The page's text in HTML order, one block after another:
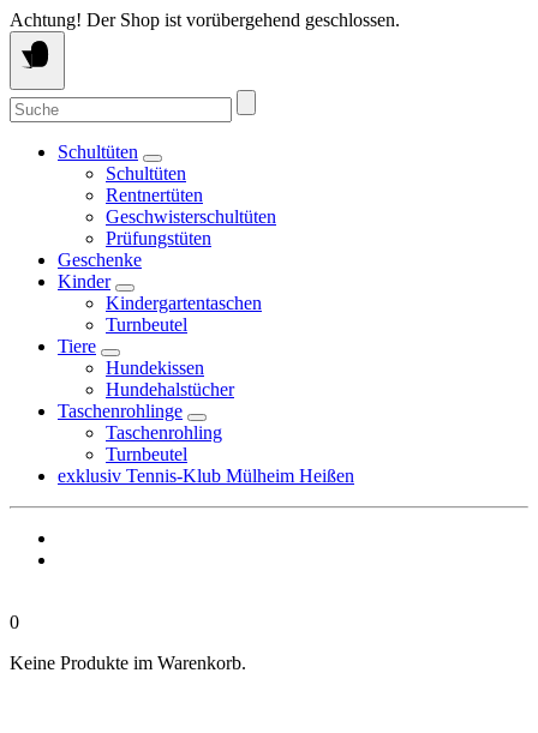
Springe
zum
Inhalt
Achtung! Der Shop ist vorübergehend geschlossen.
Suche
nach:
Schultüten
Schultüten
Rentnertüten
Geschwisterschultüten
Prüfungstüten
Geschenke
Kinder
Kindergartentaschen
Turnbeutel
Tiere
Hundekissen
Hundehalstücher
Taschenrohlinge
Taschenrohling
Turnbeutel
exklusiv Tennis-Klub Mülheim Heißen
0
Keine Produkte im Warenkorb.